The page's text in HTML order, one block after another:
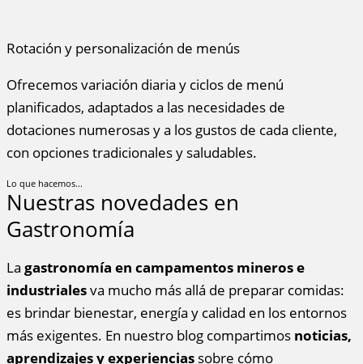
Rotación y personalización de menús
Ofrecemos variación diaria y ciclos de menú
planificados, adaptados a las necesidades de
dotaciones numerosas y a los gustos de cada cliente,
con opciones tradicionales y saludables.
Lo que hacemos...
Nuestras novedades en
Gastronomía
La gastronomía en campamentos mineros e
industrialesva mucho más allá de preparar comidas:
es brindar bienestar, energía y calidad en los entornos
más exigentes. En nuestro blog compartimos noticias,
aprendizajes y experiencias sobre cómo